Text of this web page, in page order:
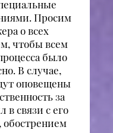
Просим
о всех
чтобы всем
было
В случае,
оповещены
за
в связи с его
обострением